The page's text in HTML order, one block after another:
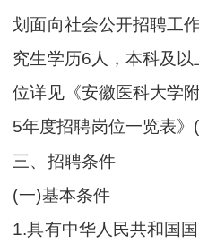
划面向社会公开招聘工
究生学历6人，本科及
位详见《安徽医科大学
5年度招聘岗位一览表》(
三、招聘条件
(一)基本条件
1.具有中华人民共和国